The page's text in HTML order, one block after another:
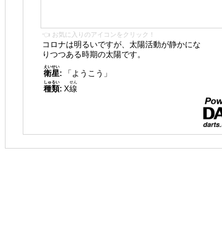
👈 お気に入りのアイコンをクリック！
コロナは明るいですが、太陽活動が静かにな
りつつある時期の太陽です。
衛星
えいせい
:
「ようこう」
種類
しゅるい
: X線
せん